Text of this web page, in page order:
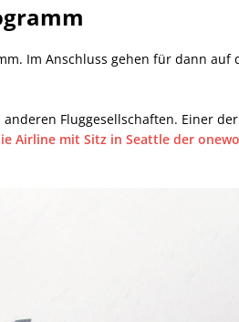
Im Anschluss gehen für dann auf
Fluggesellschaften. Einer
Airline mit Sitz in Seattle der